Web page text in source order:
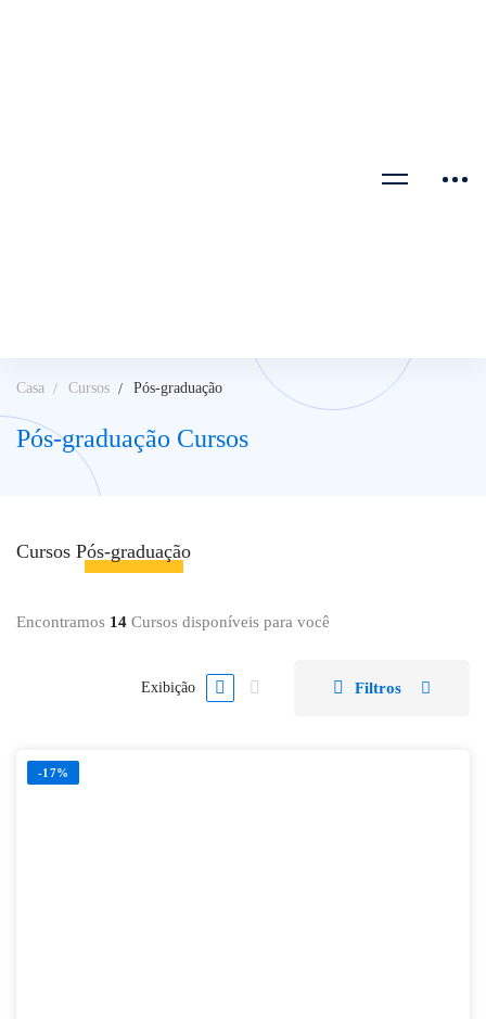
Casa Cursos Pós-graduação
Pós-graduação Cursos
Cursos Pós-graduação
Encontramos 14 Cursos disponíveis para você
Exibição Filtros
-17%